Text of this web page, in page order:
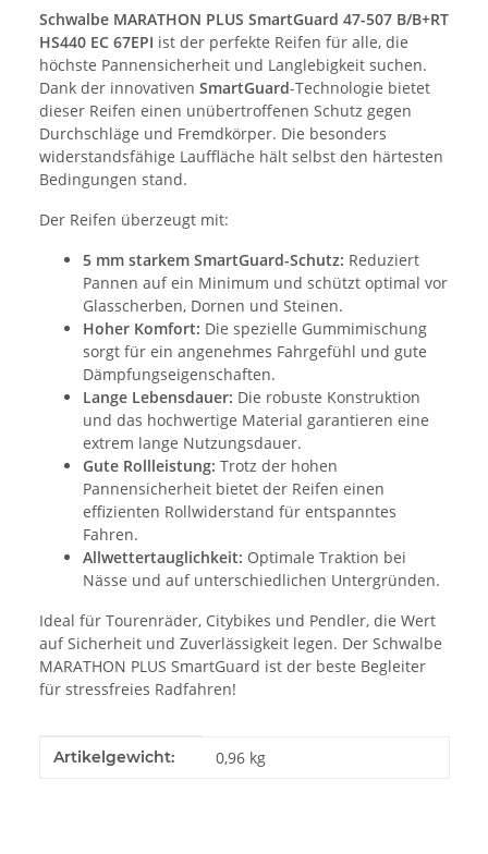
Schwalbe MARATHON PLUS SmartGuard 47-507 B/B+RT
HS440 EC 67EPI ist der perfekte Reifen für alle, die
höchste Pannensicherheit und Langlebigkeit suchen.
Dank der innovativen SmartGuard-Technologie bietet
dieser Reifen einen unübertroffenen Schutz gegen
Durchschläge und Fremdkörper. Die besonders
widerstandsfähige Lauffläche hält selbst den härtesten
Bedingungen stand.
Der Reifen überzeugt mit:
5 mm starkem SmartGuard-Schutz: Reduziert
Pannen auf ein Minimum und schützt optimal vor
Glasscherben, Dornen und Steinen.
Hoher Komfort: Die spezielle Gummimischung
sorgt für ein angenehmes Fahrgefühl und gute
Dämpfungseigenschaften.
Lange Lebensdauer: Die robuste Konstruktion
und das hochwertige Material garantieren eine
extrem lange Nutzungsdauer.
Gute Rollleistung: Trotz der hohen
Pannensicherheit bietet der Reifen einen
effizienten Rollwiderstand für entspanntes
Fahren.
Allwettertauglichkeit: Optimale Traktion bei
Nässe und auf unterschiedlichen Untergründen.
Ideal für Tourenräder, Citybikes und Pendler, die Wert
auf Sicherheit und Zuverlässigkeit legen. Der Schwalbe
MARATHON PLUS SmartGuard ist der beste Begleiter
für stressfreies Radfahren!
Produkteigenschaft
Wert
Artikelgewicht: 0,96 kg